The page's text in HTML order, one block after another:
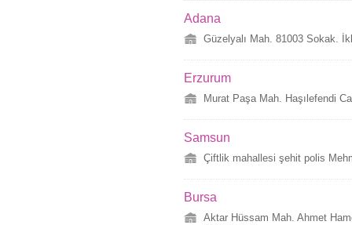
Adana
Güzelyalı Mah. 81003 Sokak.
Erzurum
Murat Paşa Mah. Haşılefendi
Samsun
Çiftlik mahallesi şehit polis
Bursa
Aktar Hüssam Mah. Ahmet